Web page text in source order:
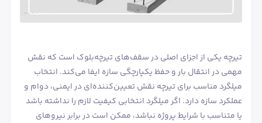
تیرچه یکی از اجزای اصلی در سقف‌های تیرچه‌بلوک است که نقش
مهمی در انتقال بار و حفظ یکپارچگی سازه ایفا می‌کند. انتخاب
میلگرد مناسب برای تیرچه نقش تعیین‌کننده‌ای در ایمنی، دوام و
عملکرد سازه دارد. اگر میلگرد انتخابی کیفیت لازم را نداشته باشد
یا متناسب با شرایط پروژه نباشد، ممکن است در برابر نیروهای